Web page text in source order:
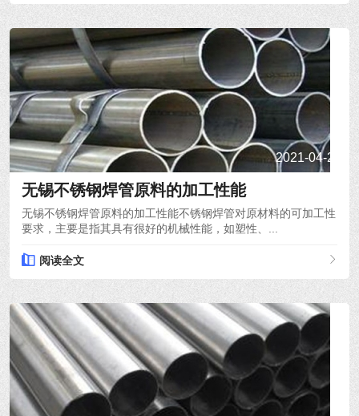
2021-04-22
无锡不锈钢焊管原料的加工性能
无锡不锈钢焊管原料的加工性能不锈钢焊管对原材料的可加工性
要求，主要是指其具有很好的机械性能，如塑性、...
阅读全文